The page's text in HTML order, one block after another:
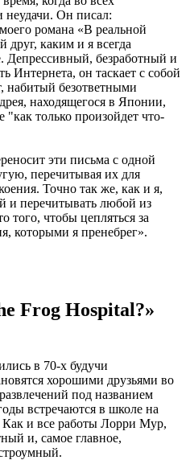
неудачи. Он писал:
романа «В реальной
друг, каким и я всегда
Депрессивный, безработный и
Интернета, он таскает с собой
набитый безответными
находящегося в Японии,
"как только произойдет что-
эти письма с одной
перечитывая их для
Точно так же, как и я,
и перечитывать любой из
того, чтобы цепляться за
которыми я пренебрег».
Frog Hospital?»
в 70-х будучи
хорошими друзьями во
под названием
встречаются в школе на
Как и все работы Лорри Мур,
и, самое главное,